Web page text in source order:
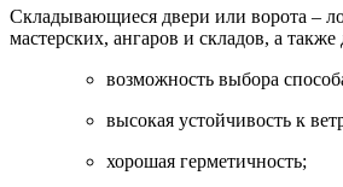
Складывающиеся двери или ворота –
мастерских, ангаров и складов, а
возможность выбора
высокая устойчивость к
хорошая герметичность;